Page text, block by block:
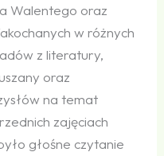
Walentego oraz
w różnych
z literatury,
oraz
na temat
zajęciach
głośne czytanie